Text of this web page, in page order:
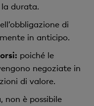
durata.
di
in anticipo.
poiché le
negoziate in
di valore.
non è possibile